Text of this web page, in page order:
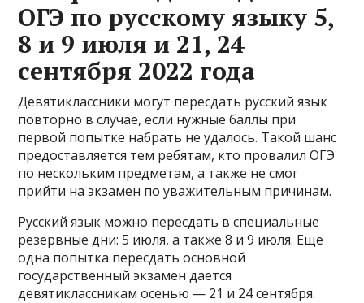
ОГЭ по русскому языку 5,
8 и 9 июля и 21, 24
сентября 2022 года
Девятиклассники могут пересдать русский язык
повторно в случае, если нужные баллы при
первой попытке набрать не удалось. Такой шанс
предоставляется тем ребятам, кто провалил ОГЭ
по нескольким предметам, а также не смог
прийти на экзамен по уважительным причинам.
Русский язык можно пересдать в специальные
резервные дни: 5 июля, а также 8 и 9 июля. Еще
одна попытка пересдать основной
государственный экзамен дается
девятиклассникам осенью — 21 и 24 сентября.